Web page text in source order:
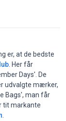
er, at de bedste
. Her får
Days'. De
udvalgte mærker,
Bags', man får
tit markante